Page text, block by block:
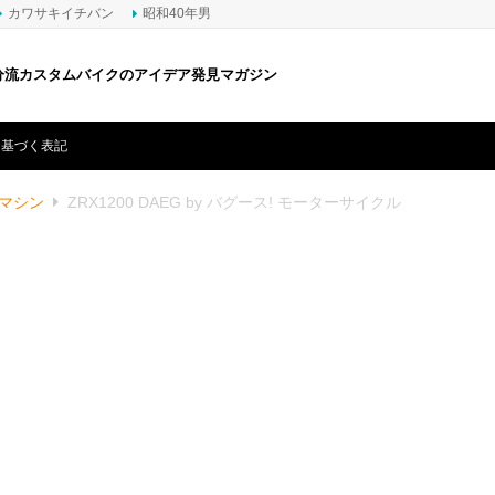
づく表記
シン ZRX1200 DAEG by バグース! モーターサイクル
カワサキイチバン 昭和40年男
流カスタムバイクのアイデア発見マガジン